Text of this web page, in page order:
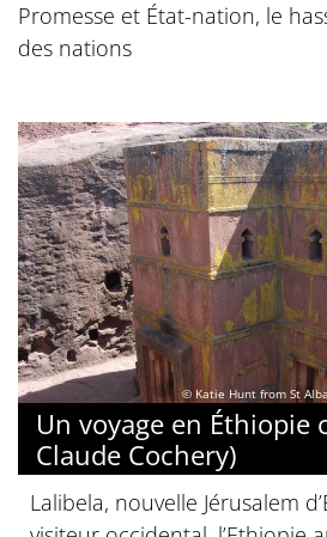
Promesse et État-nation, le
des nations
© Katie Hunt from St
Un voyage en Éthiopie
Claude Cochery)
Lalibela, nouvelle Jérusalem